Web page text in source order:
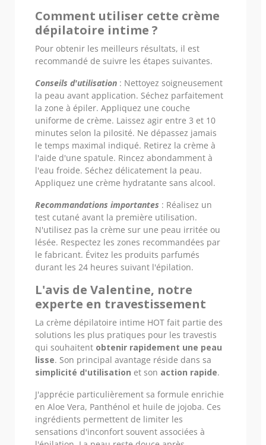
Comment utiliser cette crème
dépilatoire intime ?
Pour obtenir les meilleurs résultats, il est
recommandé de suivre les étapes suivantes.
Conseils d'utilisation : Nettoyez soigneusement
la peau avant application. Séchez parfaitement
la zone à épiler. Appliquez une couche
uniforme de crème. Laissez agir entre 3 et 10
minutes selon la pilosité. Ne dépassez jamais
le temps maximal indiqué. Retirez la crème à
l'aide d'une spatule. Rincez abondamment à
l'eau froide. Séchez délicatement la peau.
Appliquez une crème hydratante sans alcool.
Recommandations importantes : Réalisez un
test cutané avant la première utilisation.
N'utilisez pas la crème sur une peau irritée ou
lésée. Respectez les zones recommandées par
le fabricant. Évitez les produits parfumés
durant les 24 heures suivant l'épilation.
L'avis de Valentine, notre
experte en travestissement
La crème dépilatoire intime HOT fait partie des
solutions les plus pratiques pour les travestis
qui souhaitent obtenir rapidement une peau
lisse. Son principal avantage réside dans sa
simplicité d'utilisation et son action rapide.
J'apprécie particulièrement sa formule enrichie
en Aloe Vera, Panthénol et huile de jojoba. Ces
ingrédients permettent de limiter les
sensations d'inconfort souvent associées à